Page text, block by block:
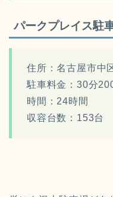
パークプレイス駐
住所：名古屋市中
駐車料金：30分
時間：24時間
収容台数：153台